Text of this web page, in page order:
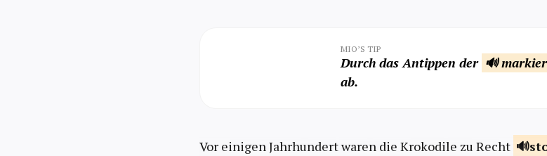
MIO’S TIP
Durch das Antippen der 🔊
ab.
Vor einigen Jahrhundert waren die Krokodile zu Recht